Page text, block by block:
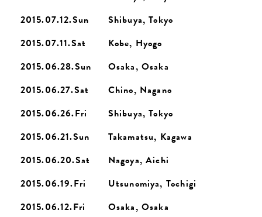
2015.07.12.Sun
Shibuya, Tokyo
2015.07.11.Sat
Kobe, Hyogo
2015.06.28.Sun
Osaka, Osaka
2015.06.27.Sat
Chino, Nagano
2015.06.26.Fri
Shibuya, Tokyo
2015.06.21.Sun
Takamatsu, Kagawa
2015.06.20.Sat
Nagoya, Aichi
2015.06.19.Fri
Utsunomiya, Tochigi
2015.06.12.Fri
Osaka, Osaka